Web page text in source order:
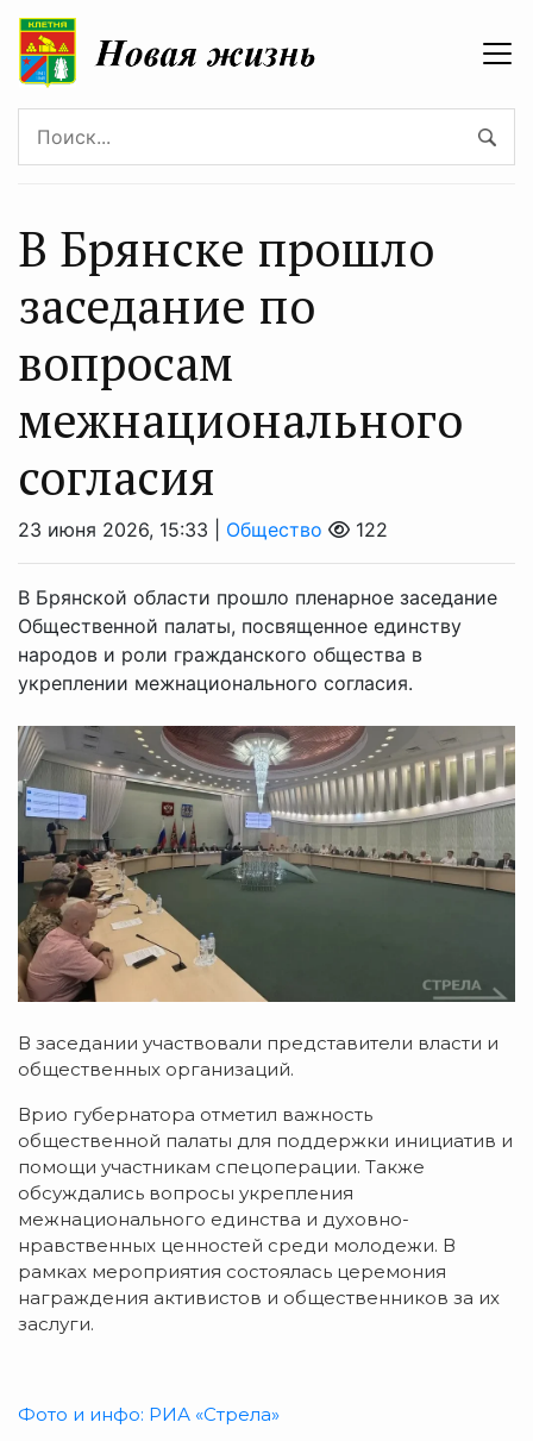
В Брянске прошло
заседание по
вопросам
межнационального
согласия
23 июня 2026, 15:33 | Общество 122
В Брянской области прошло пленарное заседание
Общественной палаты, посвященное единству
народов и роли гражданского общества в
укреплении межнационального согласия.
В заседании участвовали представители власти и
общественных организаций.
Врио губернатора отметил важность
общественной палаты для поддержки инициатив и
помощи участникам спецоперации. Также
обсуждались вопросы укрепления
межнационального единства и духовно-
нравственных ценностей среди молодежи. В
рамках мероприятия состоялась церемония
награждения активистов и общественников за их
заслуги.
Фото и инфо: РИА «Стрела»